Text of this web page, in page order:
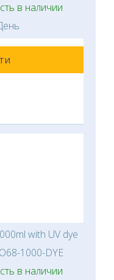
в наличии
with UV dye
1000-DYE
в наличии